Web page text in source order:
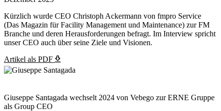
Kürzlich wurde CEO Christoph Ackermann von fmpro Service
(Das Magazin für Facility Management und Maintenance) zur FM
Branche und deren Herausforderungen befragt. Im Interview spricht
unser CEO auch über seine Ziele und Visionen.
Artikel als PDF
Giuseppe Santagada wechselt 2024 von Vebego zur ERNE Gruppe
als Group CEO